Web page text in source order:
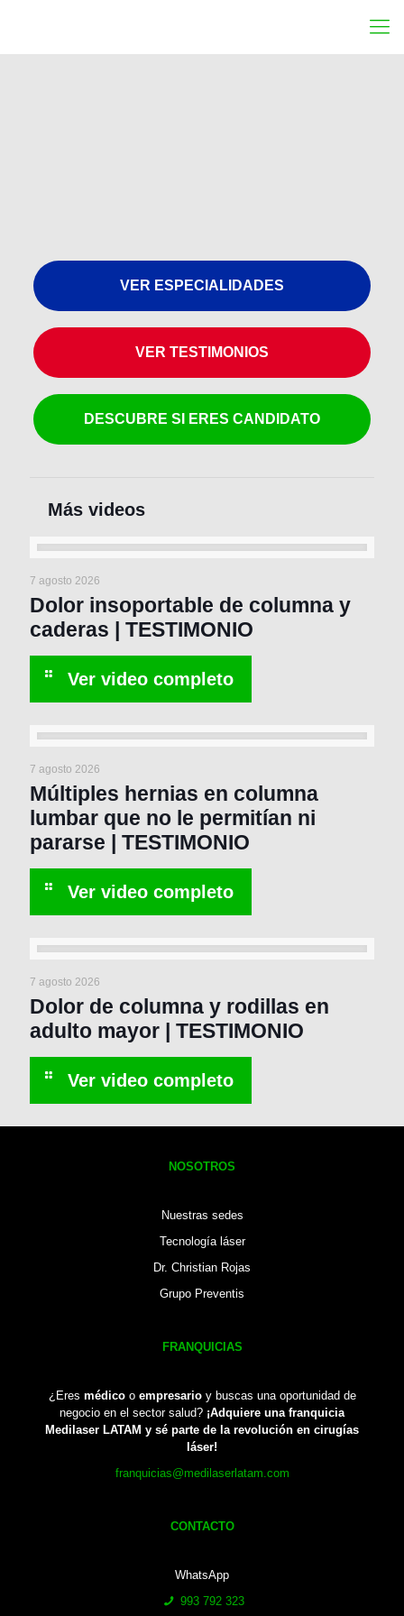
VER ESPECIALIDADES
VER TESTIMONIOS
DESCUBRE SI ERES CANDIDATO
7 agosto 2026
Dolor insoportable de columna y
caderas | TESTIMONIO
7 agosto 2026
Múltiples hernias en columna
lumbar que no le permitían ni
pararse | TESTIMONIO
7 agosto 2026
Dolor de columna y rodillas en
adulto mayor | TESTIMONIO
NOSOTROS
Nuestras sedes
Tecnología láser
Dr. Christian Rojas
Grupo Preventis
FRANQUICIAS
¿Eres médicoo empresarioy buscas una oportunidad de
negocio en el sector salud? ¡Adquiere una franquicia
Medilaser LATAM y sé parte de la revolución en cirugías
láser!
franquicias@medilaserlatam.com
CONTACTO
WhatsApp
993 792 323